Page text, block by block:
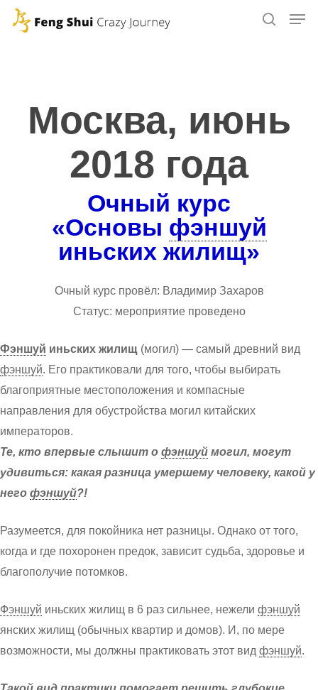
Skip
Москва, июнь
2018 года
Очный курс
«Основы фэншуй
иньских жилищ»
Очный курс провёл: Владимир Захаров
Статус: мероприятие проведено
Фэншуй иньских жилищ (могил) — самый древний вид
фэншуй. Его практиковали для того, чтобы выбирать
благоприятные местоположения и компасные
направления для обустройства могил китайских
императоров.
Те, кто впервые слышит офэншуй могил, могут
удивиться: какая разница умершему человеку, какой у
негофэншуй?!
Разумеется, для покойника нет разницы. Однако от того,
когда и где похоронен предок, зависит судьба, здоровье и
благополучие потомков.
Фэншуй иньских жилищ в 6 раз сильнее, нежелифэншуй
янских жилищ (обычных квартир и домов). И, по мере
возможности, мы должны практиковать этот видфэншуй.